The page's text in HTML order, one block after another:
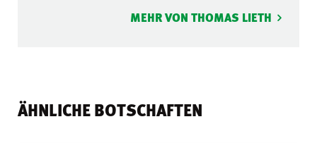
MEHR VON THOMAS LIETH
ÄHNLICHE BOTSCHAFTEN